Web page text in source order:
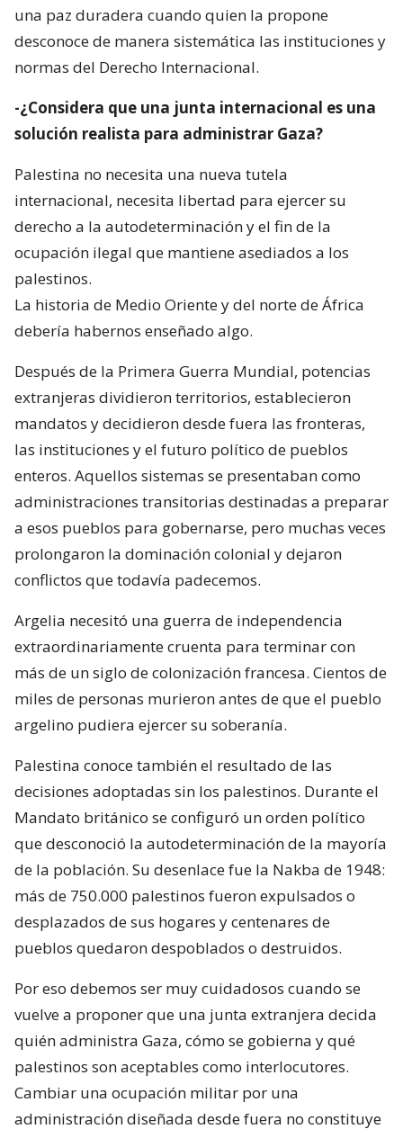
una paz duradera cuando quien la propone
desconoce de manera sistemática las instituciones y
normas del Derecho Internacional.
-¿Considera que una junta internacional es una
solución realista para administrar Gaza?
Palestina no necesita una nueva tutela
internacional, necesita libertad para ejercer su
derecho a la autodeterminación y el fin de la
ocupación ilegal que mantiene asediados a los
palestinos.
La historia de Medio Oriente y del norte de África
debería habernos enseñado algo.
Después de la Primera Guerra Mundial, potencias
extranjeras dividieron territorios, establecieron
mandatos y decidieron desde fuera las fronteras,
las instituciones y el futuro político de pueblos
enteros. Aquellos sistemas se presentaban como
administraciones transitorias destinadas a preparar
a esos pueblos para gobernarse, pero muchas veces
prolongaron la dominación colonial y dejaron
conflictos que todavía padecemos.
Argelia necesitó una guerra de independencia
extraordinariamente cruenta para terminar con
más de un siglo de colonización francesa. Cientos de
miles de personas murieron antes de que el pueblo
argelino pudiera ejercer su soberanía.
Palestina conoce también el resultado de las
decisiones adoptadas sin los palestinos. Durante el
Mandato británico se configuró un orden político
que desconoció la autodeterminación de la mayoría
de la población. Su desenlace fue la Nakba de 1948:
más de 750.000 palestinos fueron expulsados o
desplazados de sus hogares y centenares de
pueblos quedaron despoblados o destruidos.
Por eso debemos ser muy cuidadosos cuando se
vuelve a proponer que una junta extranjera decida
quién administra Gaza, cómo se gobierna y qué
palestinos son aceptables como interlocutores.
Cambiar una ocupación militar por una
administración diseñada desde fuera no constituye